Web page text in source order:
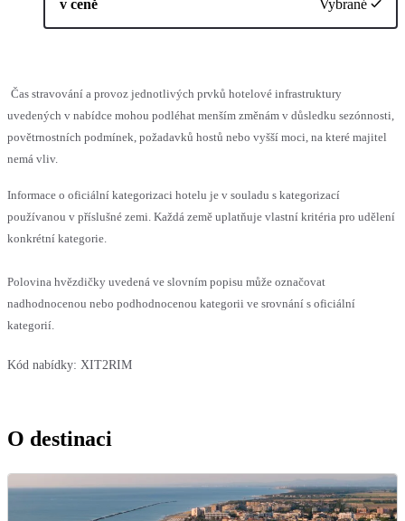
v ceně Vybrané
Čas stravování a provoz jednotlivých prvků hotelové infrastruktury
uvedených v nabídce mohou podléhat menším změnám v důsledku sezónnosti,
povětrnostních podmínek, požadavků hostů nebo vyšší moci, na které majitel
nemá vliv.
Informace o oficiální kategorizaci hotelu je v souladu s kategorizací
používanou v příslušné zemi. Každá země uplatňuje vlastní kritéria pro udělení
konkrétní kategorie.
Polovina hvězdičky uvedená ve slovním popisu může označovat
nadhodnocenou nebo podhodnocenou kategorii ve srovnání s oficiální
kategorií.
Kód nabídky: XIT2RIM
O destinaci